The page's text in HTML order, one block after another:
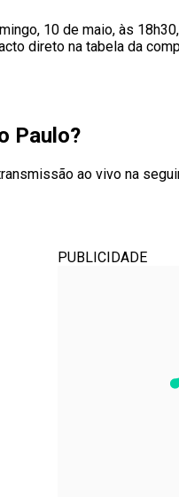
10 de maio, às
direto na tabela da
Paulo?
ao vivo na
PUBLICIDADE